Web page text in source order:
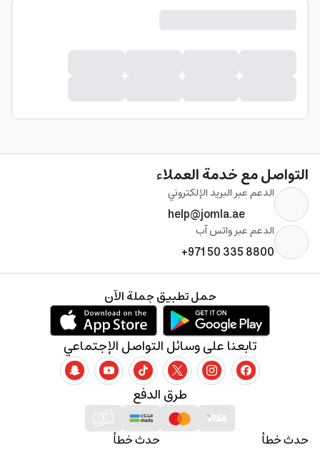
التواصل مع خدمة العملاء
الدعم عبر البريد الإلكتروني
help@jomla.ae
الدعم عبر واتس آب
+971 50 335 8800
حدث خطأ حدث خطأ
طرق الدفع
تابعنا على وسائل التواصل الإجتماعي
حمل تطبيق جملة الآن